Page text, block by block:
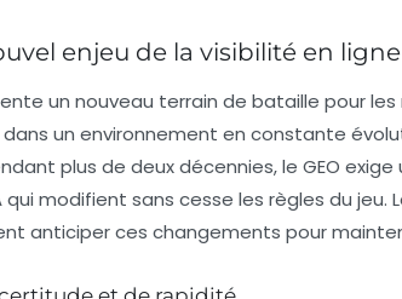
enjeu de la visibilité en ligne
un nouveau terrain de bataille pour
un environnement en constante
plus de deux décennies, le GEO
qui modifient sans cesse les règles du
anticiper ces changements pour